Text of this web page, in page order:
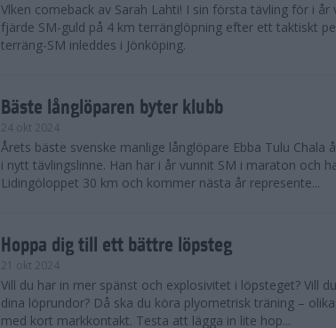
Vlken comeback av Sarah Lahti! I sin första tävling för i år
fjärde SM-guld på 4 km terränglöpning efter ett taktiskt
terräng-SM inleddes i Jönköping.
Bäste långlöparen byter klubb
24 okt 2024
Årets bäste svenske manlige långlöpare Ebba Tulu Chala
i nytt tävlingslinne. Han har i år vunnit SM i maraton och
Lidingöloppet 30 km och kommer nästa år represente...
Hoppa dig till ett bättre löpsteg
21 okt 2024
Vill du har in mer spänst och explosivitet i löpsteget? Vill
dina löprundor? Då ska du köra plyometrisk träning –
med kort markkontakt. Testa att lägga in lite hop...